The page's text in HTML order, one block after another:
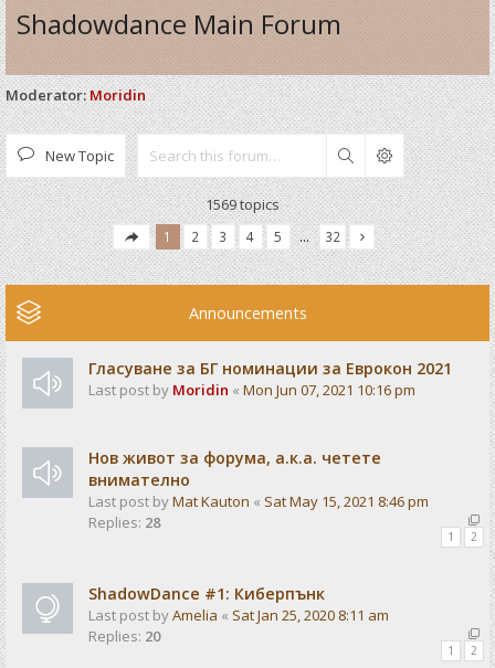
Shadowdance Main Forum
Moderator: Moridin
New Topic Search
1569 topics
1 2 3 4 5 … 32
Announcements
Гласуване за БГ номинации за Еврокон 2021
Last post by Moridin « Mon Jun 07, 2021 10:16 pm
Нов живот за форума, а.к.а. четете
внимателно
Last post byMat Kauton « Sat May 15, 2021 8:46 pm
Replies: 28
1 2
ShadowDance #1: Киберпънк
Last post byAmelia « Sat Jan 25, 2020 8:11 am
Replies: 20
1 2